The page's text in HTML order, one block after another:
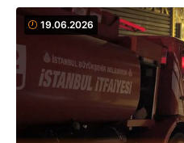
19.06.2026